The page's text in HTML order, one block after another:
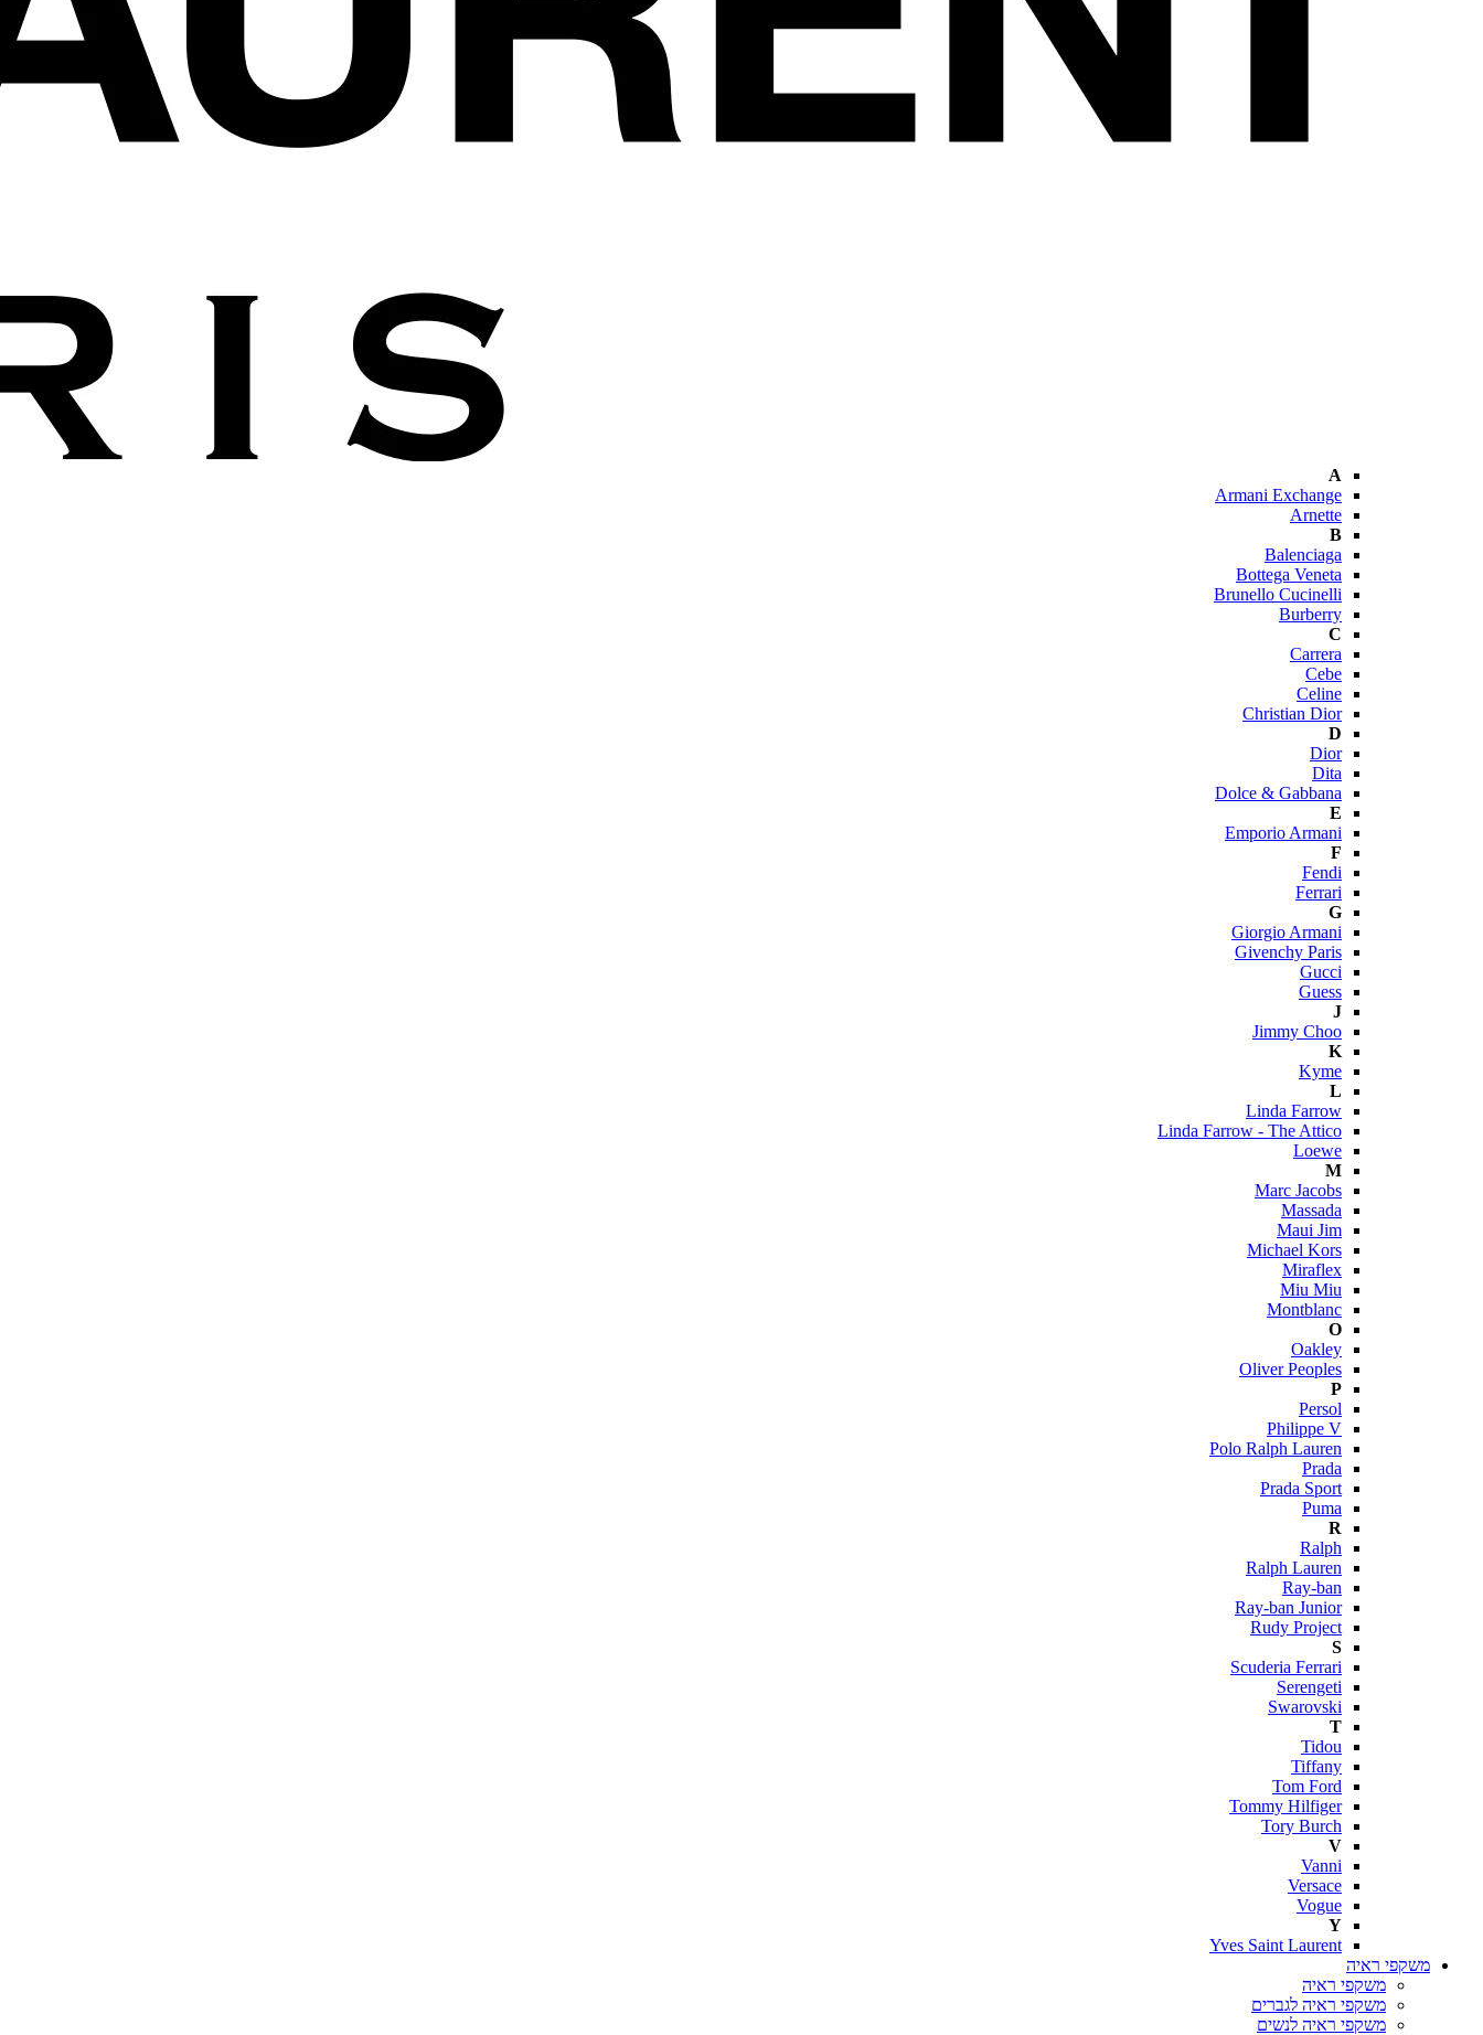
A
Armani Exchange
Arnette
B
Balenciaga
Bottega Veneta
Brunello Cucinelli
Burberry
C
Carrera
Cebe
Celine
Christian Dior
D
Dior
Dita
Dolce & Gabbana
E
Emporio Armani
F
Fendi
Ferrari
G
Giorgio Armani
Givenchy Paris
Gucci
Guess
J
Jimmy Choo
K
Kyme
L
Linda Farrow
Linda Farrow - The Attico
Loewe
M
Marc Jacobs
Massada
Maui Jim
Michael Kors
Miraflex
Miu Miu
Montblanc
O
Oakley
Oliver Peoples
P
Persol
Philippe V
Polo Ralph Lauren
Prada
Prada Sport
Puma
R
Ralph
Ralph Lauren
Ray-ban
Ray-ban Junior
Rudy Project
S
Scuderia Ferrari
Serengeti
Swarovski
T
Tidou
Tiffany
Tom Ford
Tommy Hilfiger
Tory Burch
V
Vanni
Versace
Vogue
Y
Yves Saint Laurent
משקפי ראיה
משקפי ראיה
משקפי ראיה לגברים
משקפי ראיה לנשים